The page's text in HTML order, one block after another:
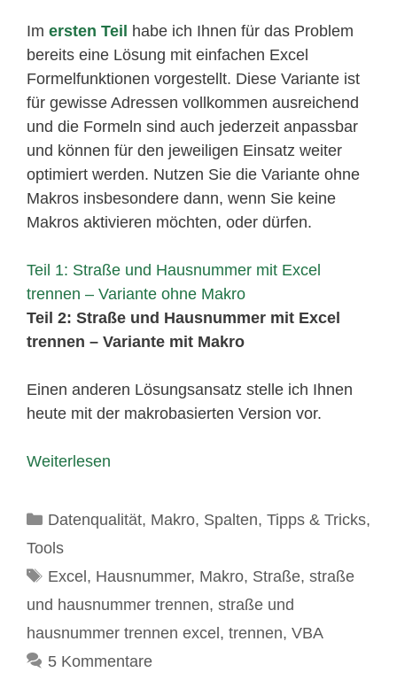
Im ersten Teil
habe ich Ihnen für das Problem
bereits eine Lösung mit einfachen Excel
Formelfunktionen vorgestellt. Diese Variante ist
für gewisse Adressen vollkommen ausreichend
und die Formeln sind auch jederzeit anpassbar
und können für den jeweiligen Einsatz weiter
optimiert werden. Nutzen Sie die Variante ohne
Makros insbesondere dann, wenn Sie keine
Makros aktivieren möchten, oder dürfen.
Teil 1: Straße und Hausnummer mit Excel
trennen – Variante ohne Makro
Teil 2: Straße und Hausnummer mit Excel
trennen – Variante mit Makro
Einen anderen Lösungsansatz stelle ich Ihnen
heute mit der makrobasierten Version vor.
Weiterlesen
Kategorien
Datenqualität, Makro, Spalten, Tipps & Tricks,
Tools
Schlagwörter
Excel , Hausnummer, Makro, Straße, straße
und hausnummer trennen, straße und
hausnummer trennen excel , trennen, VBA
5 Kommentare